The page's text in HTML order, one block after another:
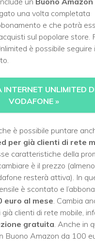
una volta completata
e che potrà
sul popolare store.
è possibile seguire
UNLIMITED
VODAFONE »
è possibile puntare
per già clienti di rete
caratteristiche della
è il prezzo
resterà attiva). In
è scontato e
euro al mese. Cambia
già clienti di rete mobile,
gratuita. Anche in
Buono Amazon da 100